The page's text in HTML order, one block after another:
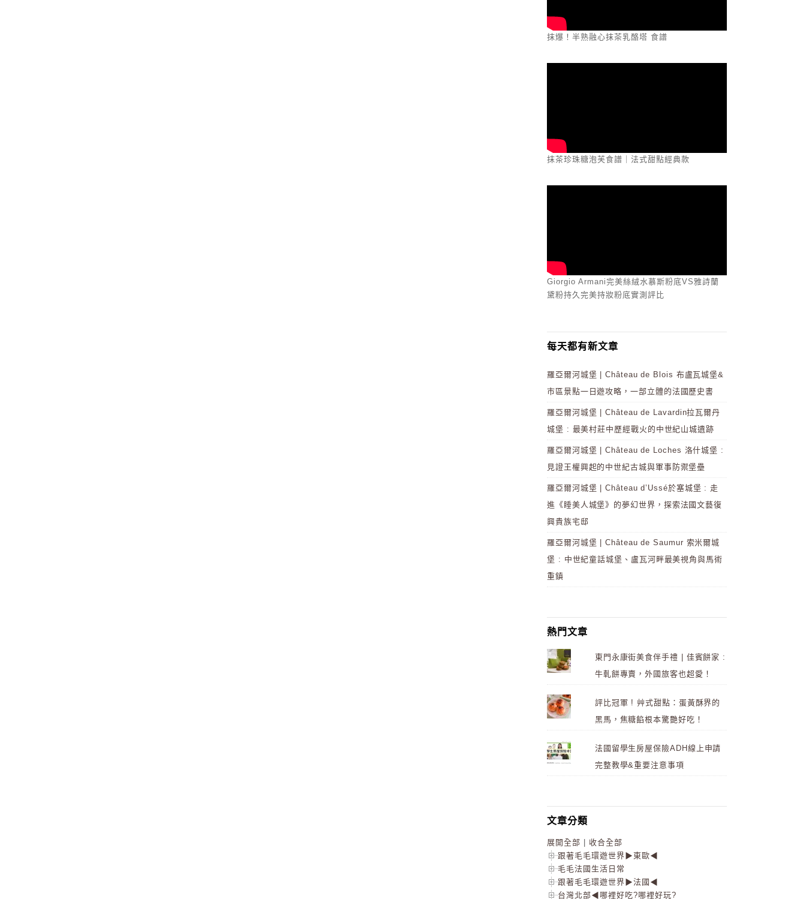
抹爆！半熟融心抹茶乳酪塔 食譜
抹茶珍珠糖泡芙食譜｜法式甜點經典款
Giorgio Armani完美絲絨水慕斯粉底VS雅詩蘭
黛粉持久完美持妝粉底實測評比
每天都有新文章
羅亞爾河城堡 | Château de Blois 布盧瓦城堡&
市區景點一日遊攻略，一部立體的法國歷史書
羅亞爾河城堡 | Château de Lavardin拉瓦爾丹
城堡 : 最美村莊中歷經戰火的中世紀山城遺跡
羅亞爾河城堡 | Château de Loches 洛什城堡 :
見證王權興起的中世紀古城與軍事防禦堡壘
羅亞爾河城堡 | Château d’Ussé於塞城堡 : 走
進《睡美人城堡》的夢幻世界，探索法國文藝復
興貴族宅邸
羅亞爾河城堡 | Château de Saumur 索米爾城
堡 : 中世紀童話城堡、盧瓦河畔最美視角與馬術
重鎮
熱門文章
東門永康街美食伴手禮 | 佳賓餅家 :
牛軋餅專賣，外國旅客也超愛！
評比冠軍 ! 艸式甜點：蛋黃酥界的
黑馬，焦糖餡根本驚艷好吃！
法國留學生房屋保險ADH線上申請
完整教學&重要注意事項
文章分類
展開全部
收合全部
跟著毛毛環遊世界▶東歐◀
毛毛法國生活日常
跟著毛毛環遊世界▶法國◀
台灣北部◀哪裡好吃?哪裡好玩?